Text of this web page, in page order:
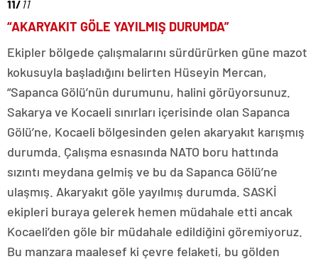
11/ 11
“AKARYAKIT GÖLE YAYILMIŞ DURUMDA”
Ekipler bölgede çalışmalarını sürdürürken güne mazot
kokusuyla başladığını belirten Hüseyin Mercan,
“Sapanca Gölü’nün durumunu, halini görüyorsunuz.
Sakarya ve Kocaeli sınırları içerisinde olan Sapanca
Gölü’ne, Kocaeli bölgesinden gelen akaryakıt karışmış
durumda. Çalışma esnasında NATO boru hattında
sızıntı meydana gelmiş ve bu da Sapanca Gölü’ne
ulaşmış. Akaryakıt göle yayılmış durumda. SASKİ
ekipleri buraya gelerek hemen müdahale etti ancak
Kocaeli’den göle bir müdahale edildiğini göremiyoruz.
Bu manzara maalesef ki çevre felaketi, bu gölden